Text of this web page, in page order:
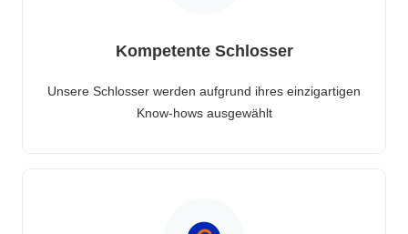
Kompetente Schlosser
Unsere Schlosser werden aufgrund ihres einzigartigen
Know-hows ausgewählt